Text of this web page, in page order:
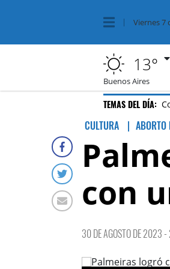
Viernes7
13°
Buenos Aires
TEMAS DEL DÍA:
CULTURA ABORTO
con
30 DE AGOSTO DE 2023